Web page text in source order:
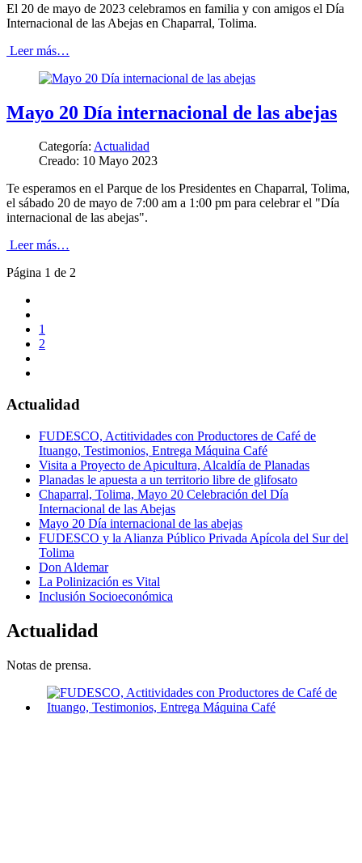
El 20 de mayo de 2023 celebramos en familia y con amigos el Día
Internacional de las Abejas en Chaparral, Tolima.
Leer más…
Mayo 20 Día internacional de las abejas
Categoría: Actualidad
Creado: 10 Mayo 2023
Te esperamos en el Parque de los Presidentes en Chaparral, Tolima,
el sábado 20 de mayo de 7:00 am a 1:00 pm para celebrar el "Día
internacional de las abejas".
Leer más…
Página 1 de 2
1
2
Actualidad
FUDESCO, Actitividades con Productores de Café de
Ituango, Testimonios, Entrega Máquina Café
Visita a Proyecto de Apicultura, Alcaldía de Planadas
Planadas le apuesta a un territorio libre de glifosato
Chaparral, Tolima, Mayo 20 Celebración del Día
Internacional de las Abejas
Mayo 20 Día internacional de las abejas
FUDESCO y la Alianza Público Privada Apícola del Sur del
Tolima
Don Aldemar
La Polinización es Vital
Inclusión Socioeconómica
Actualidad
Notas de prensa.